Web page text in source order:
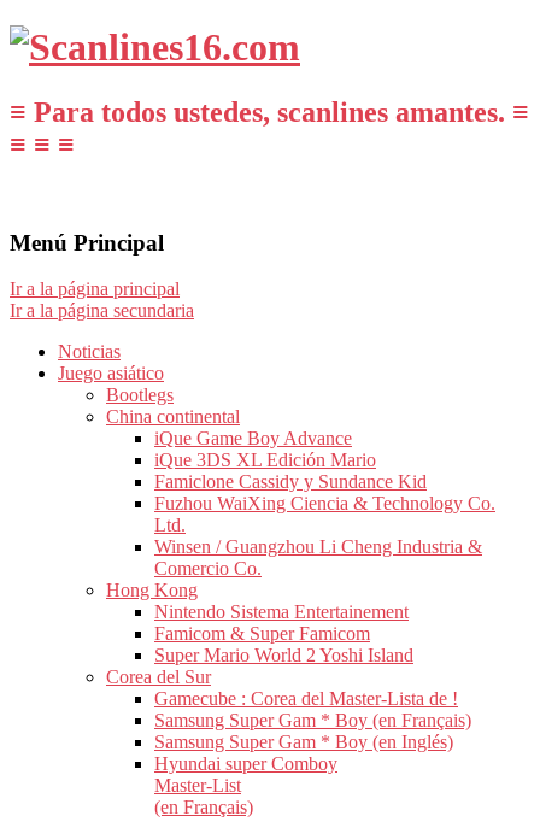
≡ Para todos ustedes, scanlines amantes. ≡
≡ ≡ ≡
Menú Principal
Ir a la página principal
Ir a la página secundaria
Noticias
Juego asiático
Bootlegs
China continental
iQue Game Boy Advance
iQue 3DS XL Edición Mario
Famiclone Cassidy y Sundance Kid
Fuzhou WaiXing Ciencia & Technology Co.
Ltd.
Winsen / Guangzhou Li Cheng Industria &
Comercio Co.
Hong Kong
Nintendo Sistema Entertainement
Famicom & Super Famicom
Super Mario World 2 Yoshi Island
Corea del Sur
Gamecube : Corea del Master-Lista de !
Samsung Super Gam * Boy (en Français)
Samsung Super Gam * Boy (en Inglés)
Hyundai super Comboy
Master-List
(en Français)